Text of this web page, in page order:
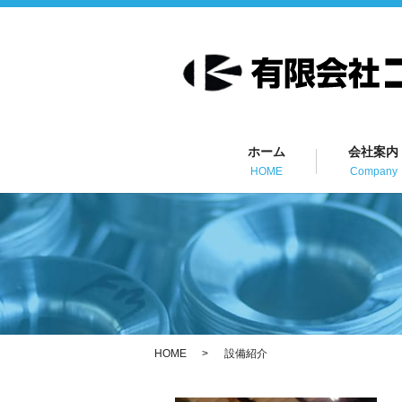
ホーム
HOME
会社案内
Company
HOME 設備紹介